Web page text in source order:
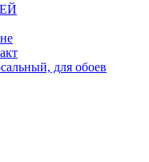
для обоев